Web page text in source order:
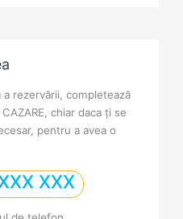
rezervării, completează
chiar daca ți se
pentru a avea o
XXX